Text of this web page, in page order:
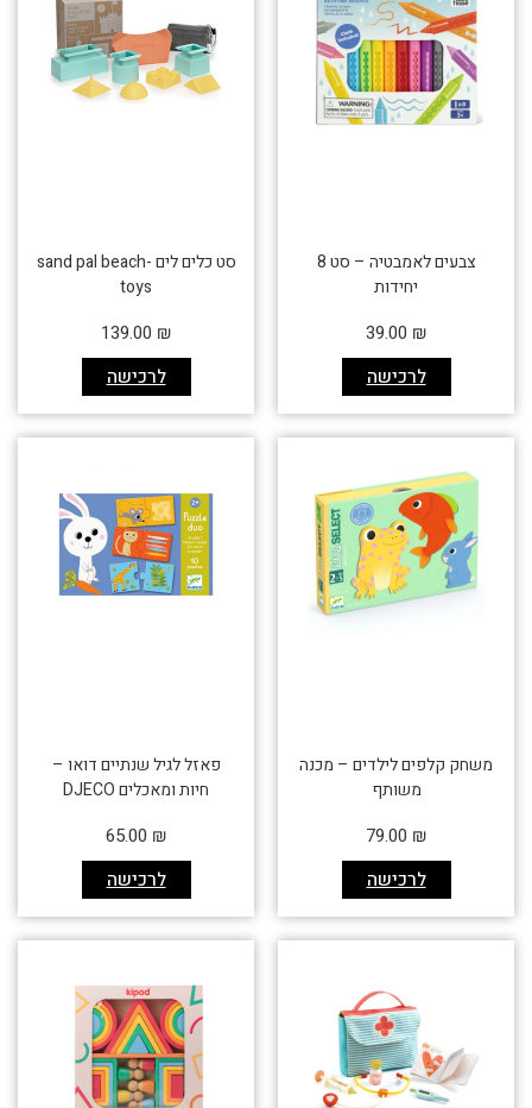
צבעים לאמבטיה – סט 8
יחידות
לרכישה
39.00 ₪
סט כלים לים -sand pal beach
toys
לרכישה
139.00 ₪
משחק קלפים לילדים – מכנה
משותף
לרכישה
79.00 ₪
פאזל לגיל שנתיים דואו –
חיות ומאכלים DJECO
לרכישה
65.00 ₪